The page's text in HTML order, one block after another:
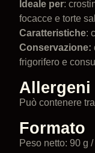
Ideale per:
focacce e torte
Caratteristiche:
Conservazione:
frigorifero e
Allergeni
Può contenere
Formato
Peso netto: 90 g